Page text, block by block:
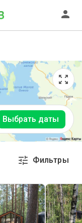
Выбрать даты
Фильтры